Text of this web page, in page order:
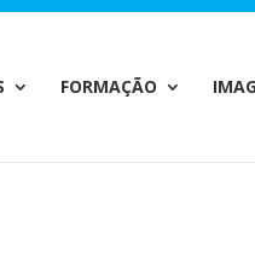
wp-private-content-
FORMAÇÃO